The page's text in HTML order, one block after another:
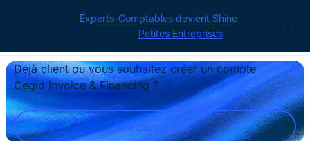
Experts-Comptables devient Shine
Petites Entreprises
Déjà client ou vous souhaitez créer un compte
Cegid Invoice & Financing ?
Se connecter